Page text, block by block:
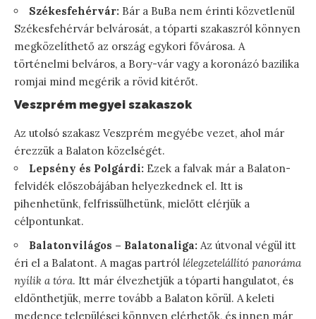
Székesfehérvár: Bár a BuBa nem érinti közvetlenül
Székesfehérvár belvárosát, a tóparti szakaszról könnyen
megközelíthető az ország egykori fővárosa. A
történelmi belváros, a Bory-vár vagy a koronázó bazilika
romjai mind megérik a rövid kitérőt.
Veszprém megyei szakaszok
Az utolsó szakasz Veszprém megyébe vezet, ahol már
érezzük a Balaton közelségét.
Lepsény és Polgárdi: Ezek a falvak már a Balaton-
felvidék előszobájában helyezkednek el. Itt is
pihenhetünk, felfrissülhetünk, mielőtt elérjük a
célpontunkat.
Balatonvilágos – Balatonaliga: Az útvonal végül itt
éri el a Balatont. A magas partról lélegzetelállító panoráma
nyílik a tóra. Itt már élvezhetjük a tóparti hangulatot, és
eldönthetjük, merre tovább a Balaton körül. A keleti
medence települései könnyen elérhetők, és innen már